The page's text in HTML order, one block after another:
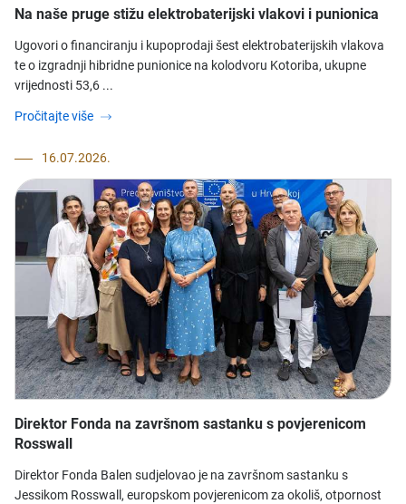
Na naše pruge stižu elektrobaterijski vlakovi i punionica
Ugovori o financiranju i kupoprodaji šest elektrobaterijskih vlakova
te o izgradnji hibridne punionice na kolodvoru Kotoriba, ukupne
vrijednosti 53,6 ...
Pročitajte više
16.07.2026.
Direktor Fonda na završnom sastanku s povjerenicom
Rosswall
Direktor Fonda Balen sudjelovao je na završnom sastanku s
Jessikom Rosswall, europskom povjerenicom za okoliš, otpornost